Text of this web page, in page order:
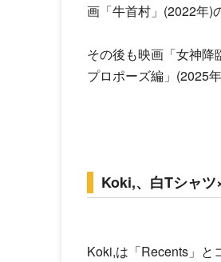
画「牛首村」(2022年)
その後も映画「女神降
プロポーズ編」(2025
Koki,、白Tシャ
Koki,は「Recents」と